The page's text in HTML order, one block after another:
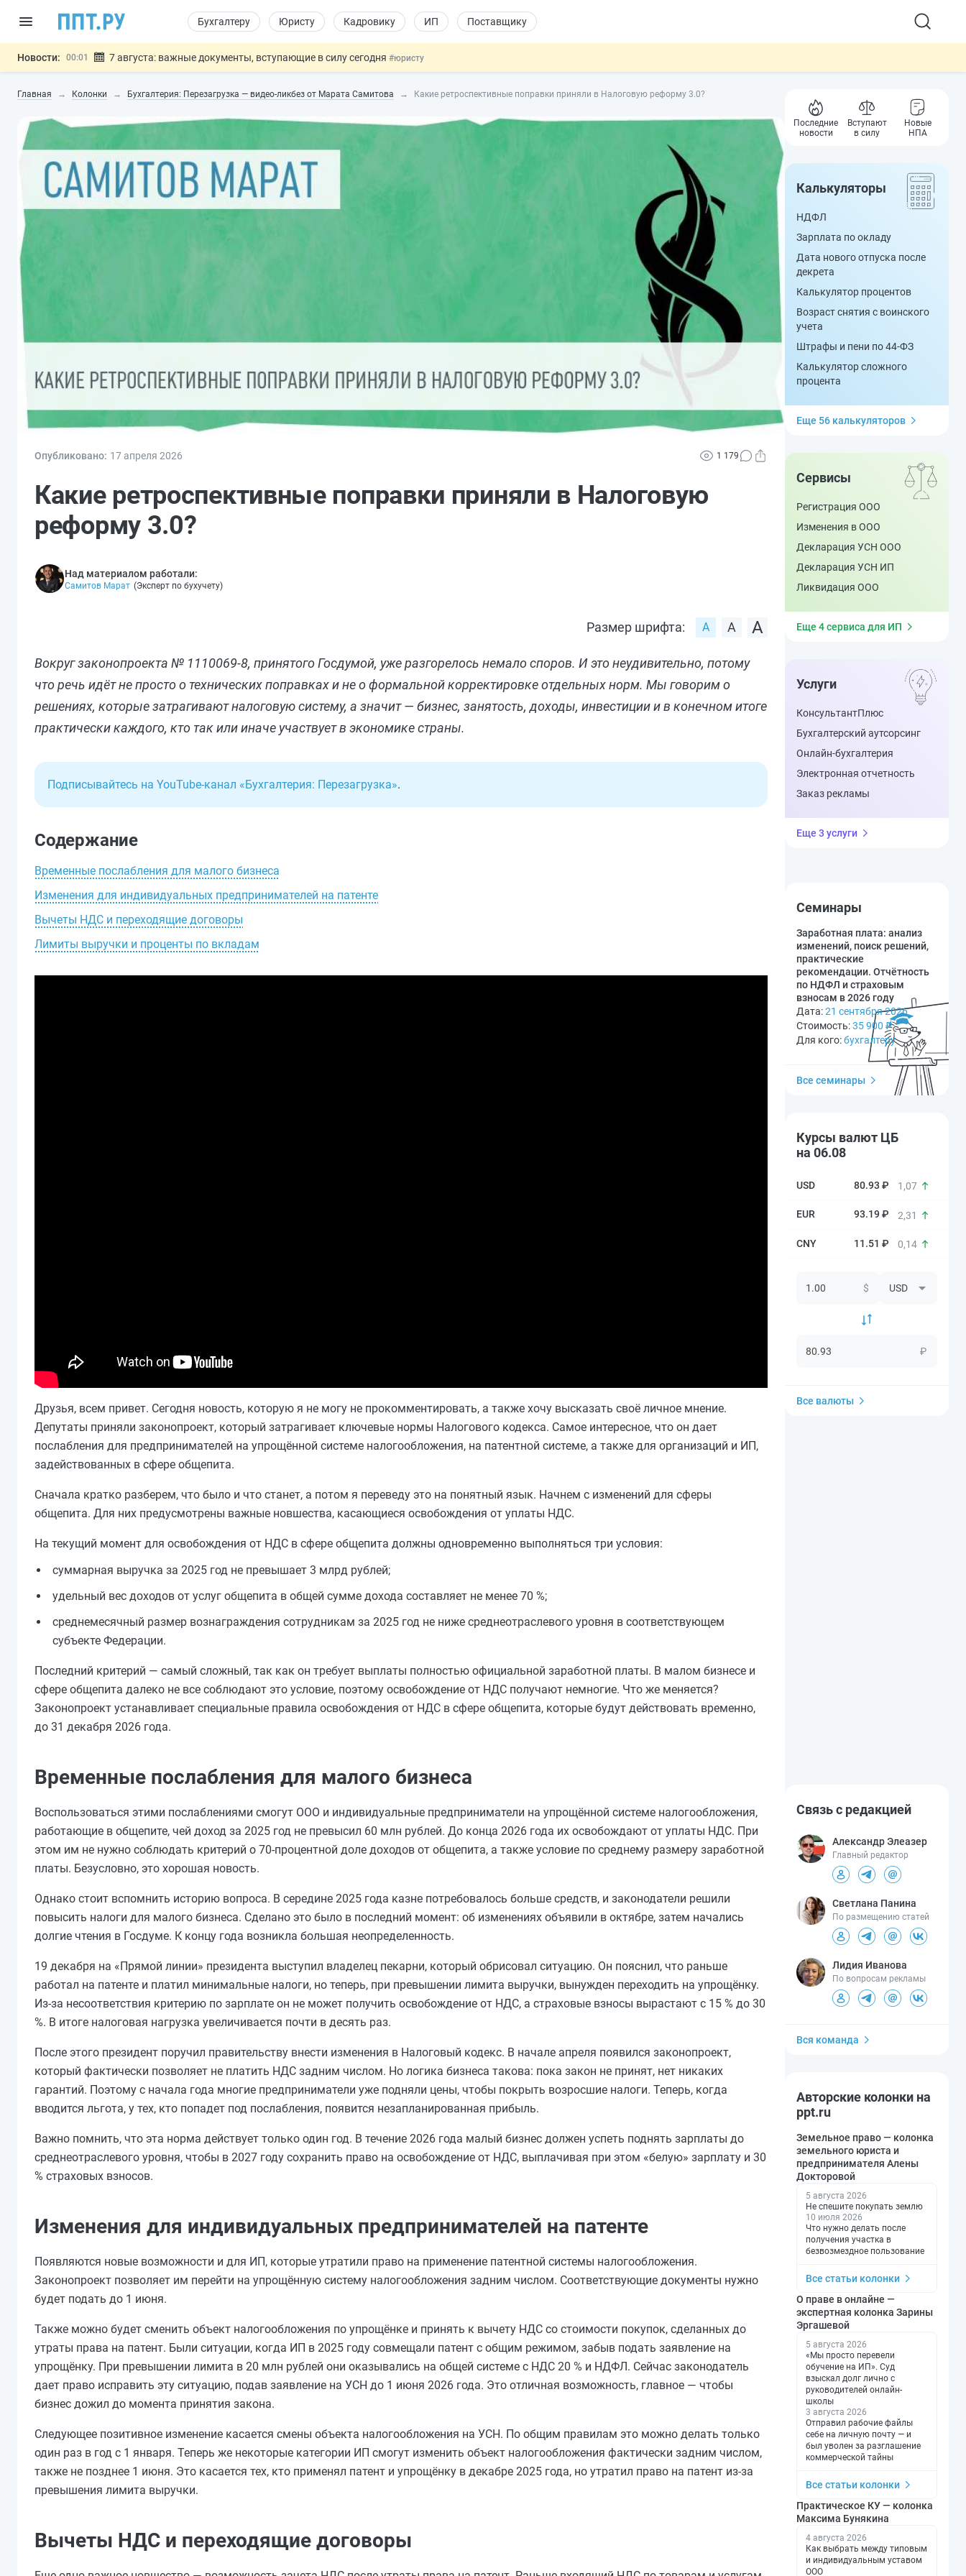
Бухгалтеру Юристу Кадровику ИП Поставщику
Новости: 00:01 7 августа: важные документы, вступающие в силу сегодня #юристу
06.08 Подписан указ об отмене спецрежима для вкладов физлиц из недружественных стран#бухгалтеру
Возврат денег за риелторские услуги при недействительных сделках: инициатива
#юристу
Обеспечительный платёж СПОТ могут заменить банковской гарантией
Главная Колонки Бухгалтерия: Перезагрузка — видео-ликбез от Марата Самитова Какие ретроспективные поправки приняли в Налоговую реформу 3.0?
Опубликовано: 17 апреля 2026 1 179
Какие ретроспективные поправки приняли в Налоговую
реформу 3.0?
Над материалом работали:
Самитов Марат (Эксперт по бухучету)
Размер шрифта:
Вокруг законопроекта № 1110069-8, принятого Госдумой, уже разгорелось немало споров. И это неудивительно, потому
что речь идёт не просто о технических поправках и не о формальной корректировке отдельных норм. Мы говорим о
решениях, которые затрагивают налоговую систему, а значит — бизнес, занятость, доходы, инвестиции и в конечном итоге
практически каждого, кто так или иначе участвует в экономике страны.
Подписывайтесь на YouTube-канал «Бухгалтерия: Перезагрузка».
Содержание
Временные послабления для малого бизнеса
Изменения для индивидуальных предпринимателей на патенте
Вычеты НДС и переходящие договоры
Лимиты выручки и проценты по вкладам
Друзья, всем привет. Сегодня новость, которую я не могу не прокомментировать, а также хочу высказать своё личное мнение.
Депутаты приняли законопроект, который затрагивает ключевые нормы Налогового кодекса. Самое интересное, что он дает
послабления для предпринимателей на упрощённой системе налогообложения, на патентной системе, а также для организаций и ИП,
задействованных в сфере общепита.
Сначала кратко разберем, что было и что станет, а потом я переведу это на понятный язык. Начнем с изменений для сферы
общепита. Для них предусмотрены важные новшества, касающиеся освобождения от уплаты НДС.
На текущий момент для освобождения от НДС в сфере общепита должны одновременно выполняться три условия:
суммарная выручка за 2025 год не превышает 3 млрд рублей;
удельный вес доходов от услуг общепита в общей сумме дохода составляет не менее 70 %;
среднемесячный размер вознаграждения сотрудникам за 2025 год не ниже среднеотраслевого уровня в соответствующем
субъекте Федерации.
Последний критерий — самый сложный, так как он требует выплаты полностью официальной заработной платы. В малом бизнесе и
сфере общепита далеко не все соблюдают это условие, поэтому освобождение от НДС получают немногие. Что же меняется?
Законопроект устанавливает специальные правила освобождения от НДС в сфере общепита, которые будут действовать временно,
до 31 декабря 2026 года.
Временные послабления для малого бизнеса
Воспользоваться этими послаблениями смогут ООО и индивидуальные предприниматели на упрощённой системе налогообложения,
работающие в общепите, чей доход за 2025 год не превысил 60 млн рублей. До конца 2026 года их освобождают от уплаты НДС. При
этом им не нужно соблюдать критерий о 70-процентной доле доходов от общепита, а также условие по среднему размеру заработной
платы. Безусловно, это хорошая новость.
Однако стоит вспомнить историю вопроса. В середине 2025 года казне потребовалось больше средств, и законодатели решили
повысить налоги для малого бизнеса. Сделано это было в последний момент: об изменениях объявили в октябре, затем начались
долгие чтения в Госдуме. К концу года возникла большая неопределенность.
19 декабря на «Прямой линии» президента выступил владелец пекарни, который обрисовал ситуацию. Он пояснил, что раньше
работал на патенте и платил минимальные налоги, но теперь, при превышении лимита выручки, вынужден переходить на упрощёнку.
Из-за несоответствия критерию по зарплате он не может получить освобождение от НДС, а страховые взносы вырастают с 15 % до 30
%. В итоге налоговая нагрузка увеличивается почти в десять раз.
После этого президент поручил правительству внести изменения в Налоговый кодекс. В начале апреля появился законопроект,
который фактически позволяет не платить НДС задним числом. Но логика бизнеса такова: пока закон не принят, нет никаких
гарантий. Поэтому с начала года многие предприниматели уже подняли цены, чтобы покрыть возросшие налоги. Теперь, когда
вводится льгота, у тех, кто попадет под послабления, появится незапланированная прибыль.
Важно помнить, что эта норма действует только один год. В течение 2026 года малый бизнес должен успеть поднять зарплаты до
среднеотраслевого уровня, чтобы в 2027 году сохранить право на освобождение от НДС, выплачивая при этом «белую» зарплату и 30
% страховых взносов.
Изменения для индивидуальных предпринимателей на патенте
Появляются новые возможности и для ИП, которые утратили право на применение патентной системы налогообложения.
Законопроект позволяет им перейти на упрощённую систему налогообложения задним числом. Соответствующие документы нужно
будет подать до 1 июня.
Также можно будет сменить объект налогообложения по упрощёнке и принять к вычету НДС со стоимости покупок, сделанных до
утраты права на патент. Были ситуации, когда ИП в 2025 году совмещали патент с общим режимом, забыв подать заявление на
упрощёнку. При превышении лимита в 20 млн рублей они оказывались на общей системе с НДС 20 % и НДФЛ. Сейчас законодатель
дает право исправить эту ситуацию, подав заявление на УСН до 1 июня 2026 года. Это отличная возможность, главное — чтобы
бизнес дожил до момента принятия закона.
Следующее позитивное изменение касается смены объекта налогообложения на УСН. По общим правилам это можно делать только
один раз в год с 1 января. Теперь же некоторые категории ИП смогут изменить объект налогообложения фактически задним числом,
также не позднее 1 июня. Это касается тех, кто применял патент и упрощёнку в декабре 2025 года, но утратил право на патент из-за
превышения лимита выручки.
Вычеты НДС и переходящие договоры
Последние
новости
Вступают
в силу
Новые
НПА
Калькуляторы
НДФЛ
Зарплата по окладу
Дата нового отпуска после
декрета
Калькулятор процентов
Возраст снятия с воинского
учета
Штрафы и пени по 44-ФЗ
Калькулятор сложного
процента
Еще 56 калькуляторов
Сервисы
Регистрация ООО
Изменения в ООО
Декларация УСН ООО
Декларация УСН ИП
Ликвидация ООО
Еще 4 сервиса для ИП
Услуги
КонсультантПлюс
Бухгалтерский аутсорсинг
Онлайн-бухгалтерия
Электронная отчетность
Заказ рекламы
Еще 3 услуги
Семинары
Заработная плата: анализ
изменений, поиск решений,
практические
рекомендации. Отчётность
по НДФЛ и страховым
взносам в 2026 году
Дата:21 сентября 2026
Стоимость:35 900 ₽
Для кого:бухгалтеру
Все семинары
Курсы валют ЦБ
на 06.08
80.93 ₽ 1,07
93.19 ₽ 2,31
11.51 ₽ 0,14
$
₽
Все валюты
Связь с редакцией
Александр Элеазер
Главный редактор
Светлана Панина
По размещению статей
Лидия Иванова
По вопросам рекламы
Вся команда
Авторские колонки на
ppt.ru
Земельное право — колонка
земельного юриста и
предпринимателя Алены
Докторовой
5 августа 2026
Не спешите покупать землю
10 июля 2026
Что нужно делать после
получения участка в
безвозмездное пользование
Все статьи колонки
О праве в онлайне —
экспертная колонка Зарины
Эргашевой
5 августа 2026
«Мы просто перевели
обучение на ИП». Суд
взыскал долг лично с
руководителей онлайн-
школы
3 августа 2026
Отправил рабочие файлы
себе на личную почту — и
был уволен за разглашение
коммерческой тайны
Все статьи колонки
Практическое КУ — колонка
Максима Бунякина
4 августа 2026
Как выбрать между типовым
и индивидуальным уставом
ООО